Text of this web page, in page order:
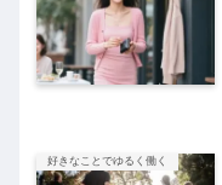
好きなことでゆるく働く